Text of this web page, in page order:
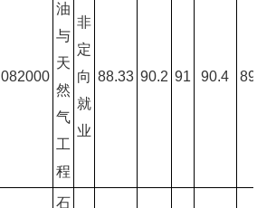
082000
油
与
天
然
气
工
程
非
定
向
就
业
88.33 90.2 91 90.4
石